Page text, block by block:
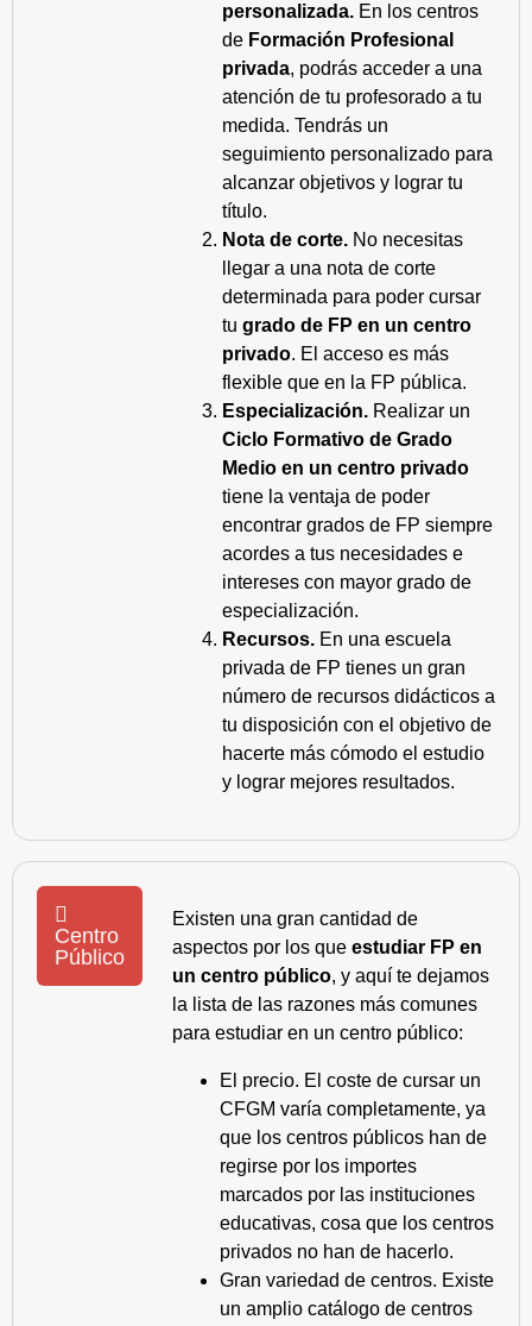
personalizada. En los centros
de Formación Profesional
privada, podrás acceder a una
atención de tu profesorado a tu
medida. Tendrás un
seguimiento personalizado para
alcanzar objetivos y lograr tu
título.
Nota de corte. No necesitas
llegar a una nota de corte
determinada para poder cursar
tu grado de FP en un centro
privado. El acceso es más
flexible que en la FP pública.
Especialización. Realizar un
Ciclo Formativo de Grado
Medio en un centro privado
tiene la ventaja de poder
encontrar grados de FP siempre
acordes a tus necesidades e
intereses con mayor grado de
especialización.
Recursos. En una escuela
privada de FP tienes un gran
número de recursos didácticos a
tu disposición con el objetivo de
hacerte más cómodo el estudio
y lograr mejores resultados.
Centro
Público
Existen una gran cantidad de
aspectos por los que estudiar FP en
un centro público, y aquí te dejamos
la lista de las razones más comunes
para estudiar en un centro público:
El precio. El coste de cursar un
CFGM varía completamente, ya
que los centros públicos han de
regirse por los importes
marcados por las instituciones
educativas, cosa que los centros
privados no han de hacerlo.
Gran variedad de centros. Existe
un amplio catálogo de centros